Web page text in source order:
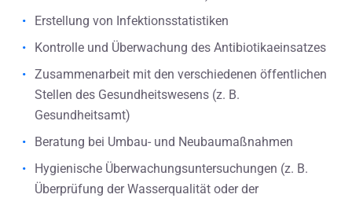
Erstellung von Infektionsstatistiken
Kontrolle und Überwachung des Antibiotikaeinsatzes
Zusammenarbeit mit den verschiedenen öffentlichen
Stellen des Gesundheitswesens (z. B.
Gesundheitsamt)
Beratung bei Umbau- und Neubaumaßnahmen
Hygienische Überwachungsuntersuchungen (z. B.
Überprüfung der Wasserqualität oder der